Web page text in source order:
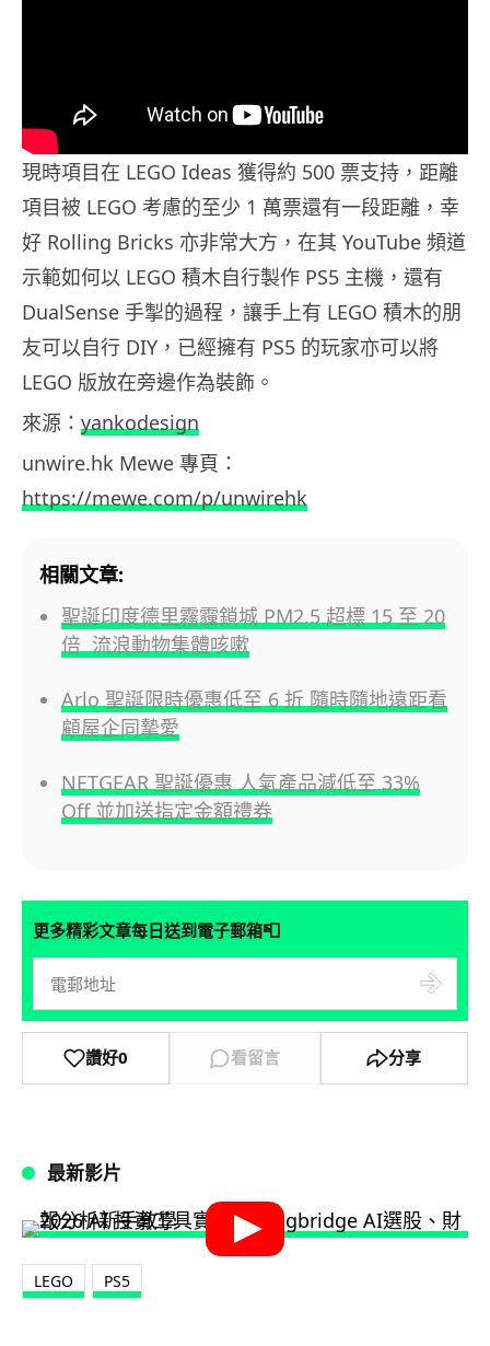
現時項目在 LEGO Ideas 獲得約 500 票支持，距離
項目被 LEGO 考慮的至少 1 萬票還有一段距離，幸
好 Rolling Bricks 亦非常大方，在其 YouTube 頻道
示範如何以 LEGO 積木自行製作 PS5 主機，還有
DualSense 手掣的過程，讓手上有 LEGO 積木的朋
友可以自行 DIY，已經擁有 PS5 的玩家亦可以將
LEGO 版放在旁邊作為裝飾。
來源： yankodesign
unwire.hk Mewe 專頁：
https://mewe.com/p/unwirehk
相關文章:
聖誕印度德里霧霾鎖城 PM2.5 超標 15 至 20
倍 流浪動物集體咳嗽
Arlo 聖誕限時優惠低至 6 折 隨時隨地遠距看
顧屋企同摯愛
NETGEAR 聖誕優惠 人氣產品減低至 33%
Off 並加送指定金額禮券
更多精彩文章每日送到電子郵箱📮
讚好0 看留言 分享
最新影片
LEGO PS5